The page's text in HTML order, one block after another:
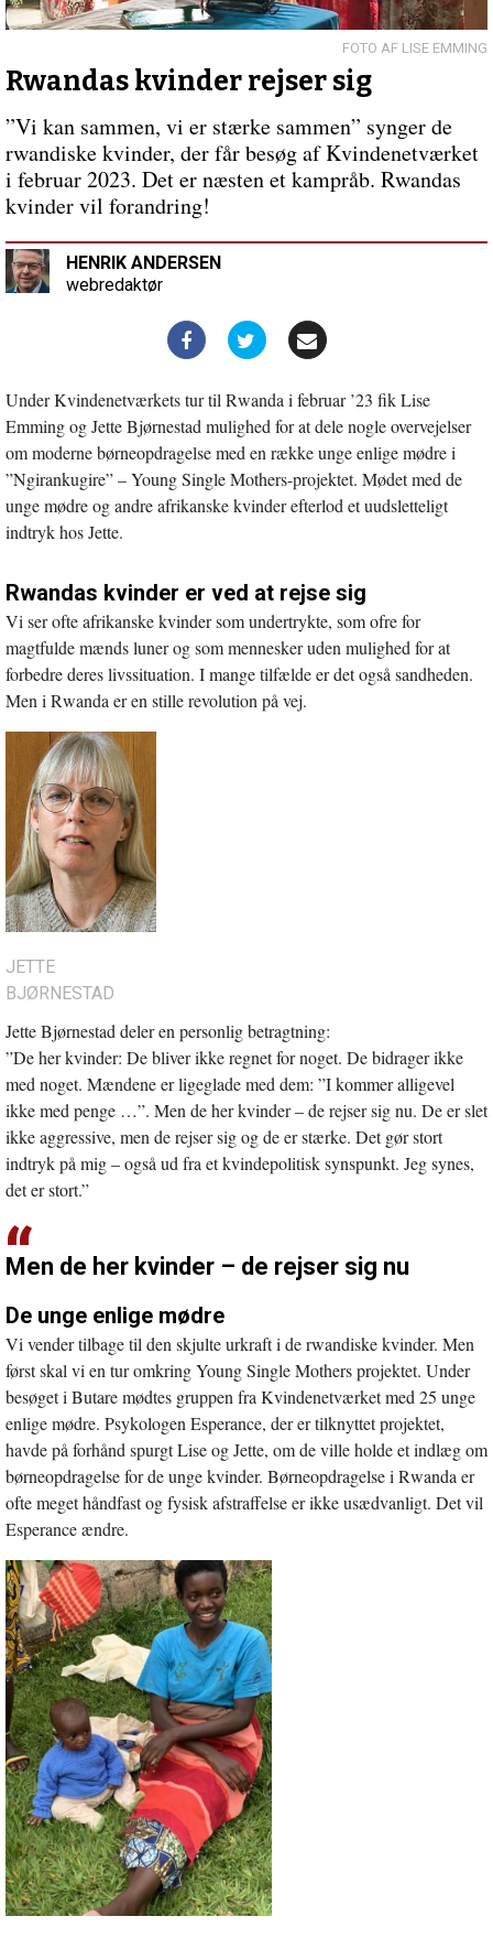
Bed
–
alt!
LISE EMMING
Rwandas kvinder rejser sig
”Vi kan sammen, vi er stærke sammen” synger de
rwandiske kvinder, der får besøg af Kvindenetværket
i februar 2023. Det er næsten et kampråb. Rwandas
kvinder vil forandring!
HENRIK ANDERSEN
webredaktør
Under Kvindenetværkets tur til Rwanda i februar ’23 fik Lise
Emming og Jette Bjørnestad mulighed for at dele nogle overvejelser
om moderne børneopdragelse med en række unge enlige mødre i
”Ngirankugire” – Young Single Mothers-projektet. Mødet med de
unge mødre og andre afrikanske kvinder efterlod et uudsletteligt
indtryk hos Jette.
Rwandas kvinder er ved at rejse sig
Vi ser ofte afrikanske kvinder som undertrykte, som ofre for
magtfulde mænds luner og som mennesker uden mulighed for at
forbedre deres livssituation. I mange tilfælde er det også sandheden.
Men i Rwanda er en stille revolution på vej.
JETTE
BJØRNESTAD
Jette Bjørnestad deler en personlig betragtning:
”De her kvinder: De bliver ikke regnet for noget. De bidrager ikke
med noget. Mændene er ligeglade med dem: ”I kommer alligevel
ikke med penge …”. Men de her kvinder – de rejser sig nu. De er slet
ikke aggressive, men de rejser sig og de er stærke. Det gør stort
indtryk på mig – også ud fra et kvindepolitisk synspunkt. Jeg synes,
det er stort.”
Men de her kvinder – de rejser sig nu
De unge enlige mødre
Vi vender tilbage til den skjulte urkraft i de rwandiske kvinder. Men
først skal vi en tur omkring Young Single Mothers projektet. Under
besøget i Butare mødtes gruppen fra Kvindenetværket med 25 unge
enlige mødre. Psykologen Esperance, der er tilknyttet projektet,
havde på forhånd spurgt Lise og Jette, om de ville holde et indlæg om
børneopdragelse for de unge kvinder. Børneopdragelse i Rwanda er
ofte meget håndfast og fysisk afstraffelse er ikke usædvanligt. Det vil
Esperance ændre.